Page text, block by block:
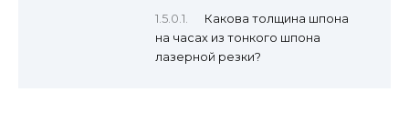
Какова толщина шпона
на часах из тонкого шпона
лазерной резки?